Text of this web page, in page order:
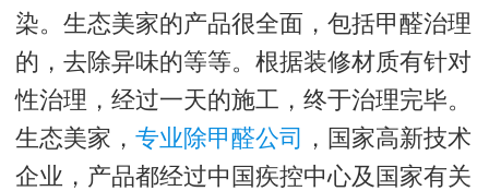
染。生态美家的产品很全面，包括甲醛治理
的，去除异味的等等。根据装修材质有针对
性治理，经过一天的施工，终于治理完毕。
生态美家， 专业除甲醛公司 ，国家高新技术
企业，产品都经过中国疾控中心及国家有关